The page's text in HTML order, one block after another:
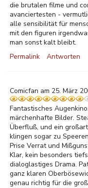
die brutalen filme und
avanciertesten -
alle sensibilität für
mit den figuren
man sonst kalt bleibt.
Permalink
Antworten
Comicfan am 25. März
Fantastisches
märchenhafte Bilder.
Überfluß, und ein
klingen sogar zu
Prise Verrat und
Klar, kein besonders
dialoglastiges Drama.
ganz klaren
genau richtig für die